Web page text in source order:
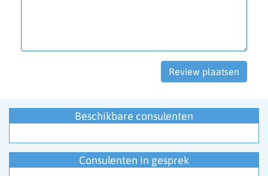
Beschikbare consulenten
Consulenten in gesprek